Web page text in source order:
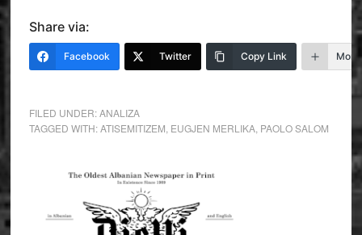
Share via:
Facebook Twitter Copy Link More
FILED UNDER:ANALIZA
TAGGED WITH:ATISEMITIZEM EUGJEN MERLIKA, PAOLO SALOM